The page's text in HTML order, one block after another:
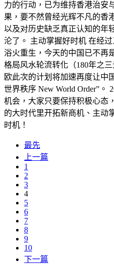
力的行动，已为维持香港治安
果，要不然曾经光辉不凡的香
以及对历史缺乏真正认知的年
沦了。 主动掌握好时机 在经
浴火重生，今天的中国已不再
格局风水轮流转化（180年之
欧此次的计划将加速再度让中
世界秩序 New World Order”。
机会，大家只要保持积极心态
的大时代里开拓新商机、主动
时机！
最先
上一篇
1
2
3
4
5
6
7
8
9
10
下一篇